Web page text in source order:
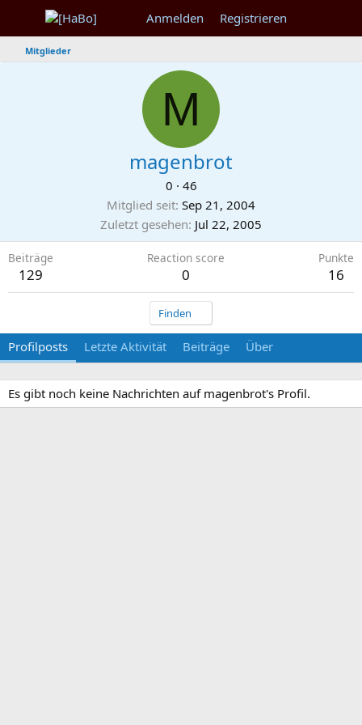
Anmelden Registrieren
Mitglieder
M
magenbrot
0 · 46
Mitglied seit Sep 21, 2004
Zuletzt gesehen Jul 22, 2005
Beiträge
129
Reaction score
0
Punkte
16
Finden
Profilposts Letzte Aktivität Beiträge Über
Es gibt noch keine Nachrichten auf magenbrot's Profil.